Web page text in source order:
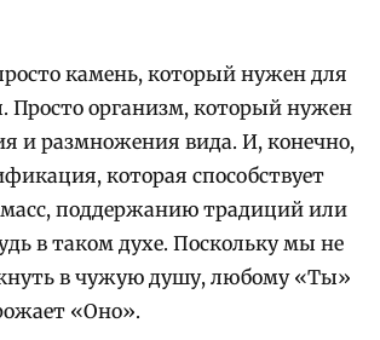
камень, который нужен для
Просто организм, который нужен
и размножения вида. И, конечно,
которая способствует
поддержанию традиций или
в таком духе. Поскольку мы не
в чужую душу, любому «Ты»
«Оно».